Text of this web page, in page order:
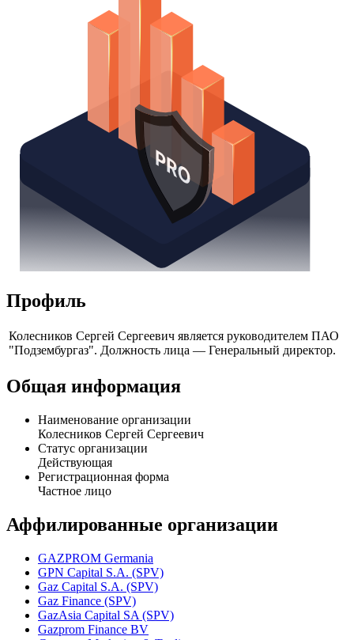
Профиль
Колесников Сергей Сергеевич является руководителем ПАО
"Подзембургаз". Должность лица — Генеральный директор.
Общая информация
Наименование организации
Колесников Сергей Сергеевич
Статус организации
Действующая
Регистрационная форма
Частное лицо
Аффилированные организации
GAZPROM Germania
GPN Capital S.A. (SPV)
Gaz Capital S.A. (SPV)
Gaz Finance (SPV)
GazAsia Capital SA (SPV)
Gazprom Finance BV